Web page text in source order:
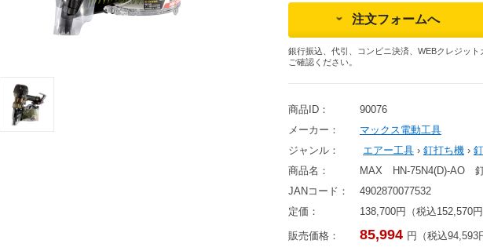
注文フォームへ
銀行振込、代引、コンビニ決済、WEBクレジッ
ご確認ください。
商品ID：
90076
メーカー：
マックス電動工具
ジャンル：
エアー工具 › 釘打ち機 ›
商品名：
MAX HN-75N4(D)-AO
JANコード：
4902870077532
定価：
138,700円（税込152,570
販売価格： 85,994 円（税込94,593